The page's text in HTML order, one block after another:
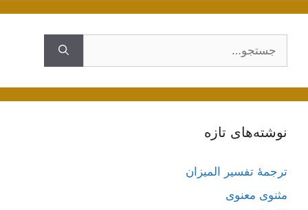
نوشته‌های تازه
ترجمۀ تفسیر المیزان
مثنوی معنوی